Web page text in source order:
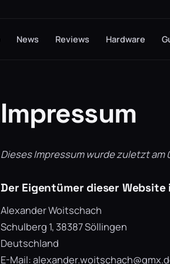
News Reviews Hardware
Impressum
Dieses Impressum wurde zuletzt am
Der Eigentümer dieser Website
Alexander Woitschach
Schulberg 1, 38387 Söllingen
Deutschland
E-Mail:alexander.woitschach@